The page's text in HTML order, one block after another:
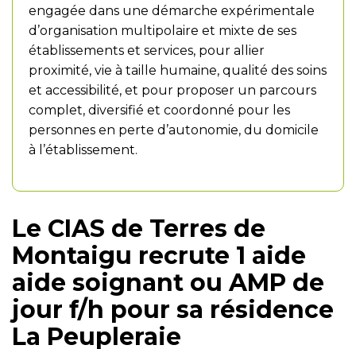
engagée dans une démarche expérimentale
d’organisation multipolaire et mixte de ses
établissements et services, pour allier
proximité, vie à taille humaine, qualité des soins
et accessibilité, et pour proposer un parcours
complet, diversifié et coordonné pour les
personnes en perte d’autonomie, du domicile
à l’établissement.
Le CIAS de Terres de
Montaigu recrute 1 aide
aide soignant ou AMP de
jour f/h pour sa résidence
La Peupleraie